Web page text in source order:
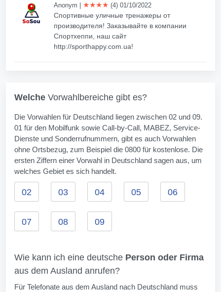
Anonym ★★★★ (4) 01/10/2022
Спортивные уличные тренажеры от
производителя! Заказывайте в компании
Спортхеппи, наш сайт
http://sporthappy.com.ua!
Welche Vorwahlbereiche gibt es?
Die Vorwahlen für Deutschland liegen zwischen 02 und 09.
01 für den Mobilfunk sowie Call-by-Call, MABEZ, Service-
Dienste und Sonderrufnummern, gibt es auch Vorwahlen
ohne Ortsbezug, zum Beispiel die 0800 für kostenlose. Die
ersten Ziffern einer Vorwahl in Deutschland sagen aus, um
welches Gebiet es sich handelt.
02 03 04 05 06
07 08 09
Wie kann ich eine deutsche Person oder Firma
aus dem Ausland anrufen?
Für Telefonate aus dem Ausland nach Deutschland muss